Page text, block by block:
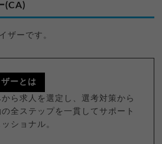
(CA)
ザーです。
ーとは
ら求人を選定し、選考対策から
全ステップを一貫してサポート
ショナル。